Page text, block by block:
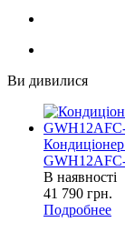
Ви дивилися
В наявності
41 790 грн.
Подробнее